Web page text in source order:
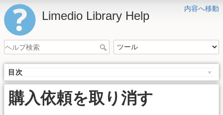
内容へ移動
Limedio Library Help
目次
購入依頼を取り消す